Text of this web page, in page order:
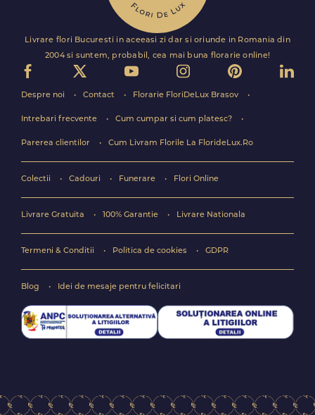
Livrare flori Bucuresti in aceeasi zi dar si oriunde in Romania din
2004 si suntem, probabil, cea mai buna florarie online!
Despre noi Contact Florarie FloriDeLux Brasov
Intrebari frecvente Cum cumpar si cum platesc?
Parerea clientilor Cum Livram Florile La FlorideLux.Ro
Colectii Cadouri Funerare Flori Online
Livrare Gratuita 100% Garantie Livrare Nationala
Termeni & Conditii Politica de cookies GDPR
Blog Idei de mesaje pentru felicitari